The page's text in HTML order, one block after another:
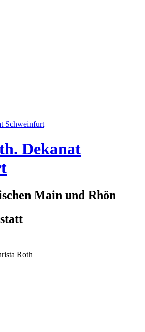
Dekanat
Main und Rhön